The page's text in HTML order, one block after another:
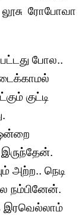
லூசு ரோபோவா
போல..
குட்டி
ஒன்றை
இருந்தேன்.
அற்ற.. நெடி
நம்பினேன்.
இரவெல்லாம்